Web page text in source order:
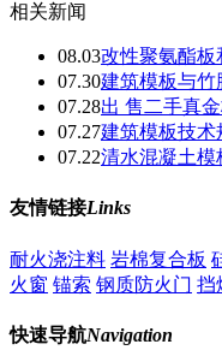
相关新闻
08.03改性聚氨酯板
07.30建筑模板与竹
07.28出 售二手真
07.27建筑模板技术
07.22清水混凝土模
友情链接Links
耐火浇注料 岩棉复合板
火窗 锚索 钢质防火门 挡
快速导航Navigation